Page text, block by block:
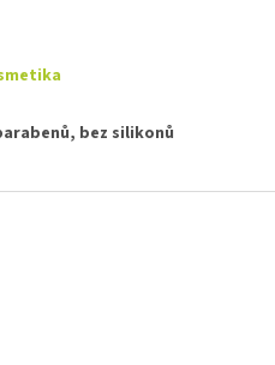
bez silikonů